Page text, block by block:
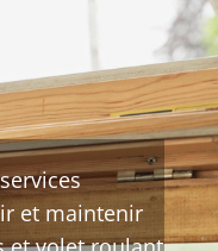
et maintenir